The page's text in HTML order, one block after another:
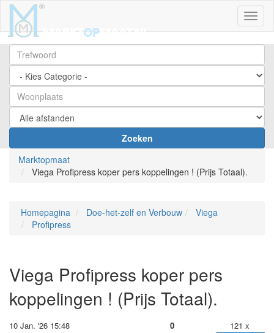
Zoeken
Marktopmaat
Viega Profipress koper pers koppelingen ! (Prijs Totaal).
Homepagina Doe-het-zelf en Verbouw
Viega
Profipress
Viega Profipress koper pers
koppelingen ! (Prijs Totaal).
10 Jan. '26 15:48 0 121 x